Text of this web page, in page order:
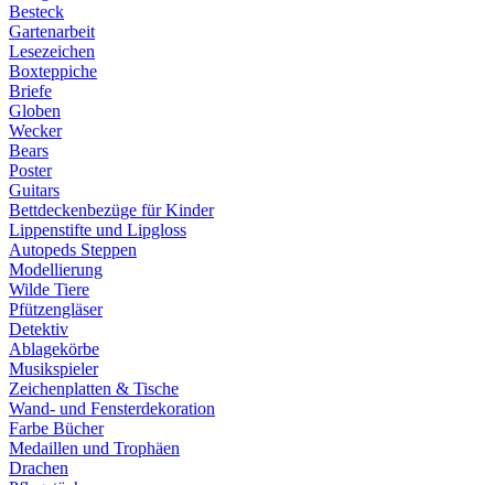
Besteck
Gartenarbeit
Lesezeichen
Boxteppiche
Briefe
Globen
Wecker
Bears
Poster
Guitars
Bettdeckenbezüge für Kinder
Lippenstifte und Lipgloss
Autopeds Steppen
Modellierung
Wilde Tiere
Pfützengläser
Detektiv
Ablagekörbe
Musikspieler
Zeichenplatten & Tische
Wand- und Fensterdekoration
Farbe Bücher
Medaillen und Trophäen
Drachen